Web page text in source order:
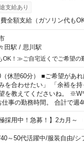
支給あり
全額支給（ガソリン代もOK
田駅 / 思川駅
！≫ご自宅近くでご希望の
休憩60分） ■ご希望があ
を合わせたい」 「余裕を
を教えてくださいね。 ※W
仕事の勤務時間。 合計で週
極採用中！急募！】2カ月
40～50代活躍中/服装自由/シ